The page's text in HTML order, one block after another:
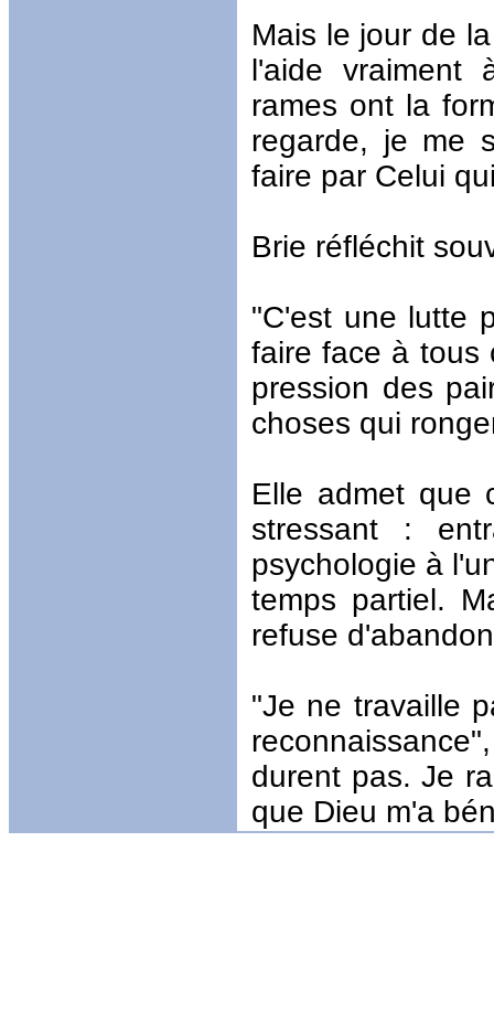
Mais le jour de
l'aide vraiment
rames ont la
regarde, je me
faire par Celui
Brie réfléchit
"C'est une lutte
faire face à tous
pression des
choses qui
Elle admet que
stressant :
psychologie à
temps partiel.
refuse
"Je ne travaille
durent pas. Je
que Dieu m'a